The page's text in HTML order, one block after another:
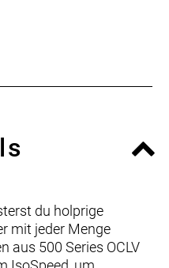
du holprige
mit jeder Menge
aus 500 Series OCLV